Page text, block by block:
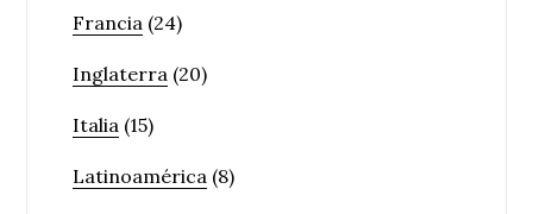
Francia (24)
Inglaterra (20)
Italia (15)
Latinoamérica (8)